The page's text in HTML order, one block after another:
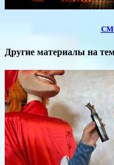
Другие материалы на